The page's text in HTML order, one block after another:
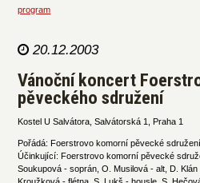
program
20.12.2003
Vánoční koncert
pěveckého sdružení
Kostel U Salvátora, Salvátorská 1, Praha 1
Pořádá: Foerstrovo komorní pěvecké sdružení
Účinkující: Foerstrovo komorní pěvecké
Soukupová - soprán, O. Musilová - alt, D.